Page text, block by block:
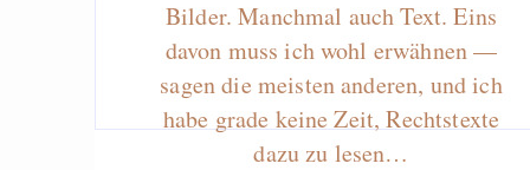
Bilder. Manchmal auch Text. Eins
davon muss ich wohl erwähnen —
sagen die meisten anderen, und ich
habe grade keine Zeit, Rechtstexte
dazu zu lesen…
Draketo neu: